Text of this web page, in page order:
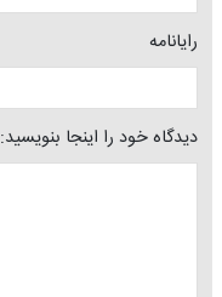
رایانامه
دیدگاه خود را اینجا بنویسید: